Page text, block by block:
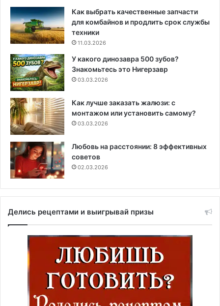
Как выбрать качественные запчасти
для комбайнов и продлить срок службы
техники
11.03.2026
У какого динозавра 500 зубов?
Знакомьтесь это Нигерзавр
03.03.2026
Как лучше заказать жалюзи: с
монтажом или установить самому?
03.03.2026
Любовь на расстоянии: 8 эффективных
советов
02.03.2026
Делись рецептами и выигрывай призы